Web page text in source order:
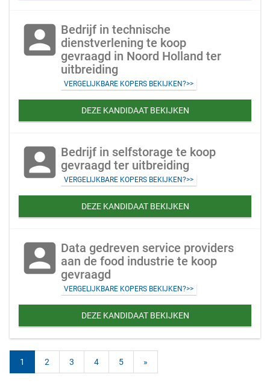
account_box Bedrijf in technische
dienstverlening te koop
gevraagd in Noord Holland ter
uitbreiding
VERGELIJKBARE KOPERS BEKIJKEN?>>
DEZE KANDIDAAT BEKIJKEN
account_box Bedrijf in selfstorage te koop
gevraagd ter uitbreiding
VERGELIJKBARE KOPERS BEKIJKEN?>>
DEZE KANDIDAAT BEKIJKEN
account_box Data gedreven service providers
aan de food industrie te koop
gevraagd
VERGELIJKBARE KOPERS BEKIJKEN?>>
DEZE KANDIDAAT BEKIJKEN
1 2 3 4 5 »